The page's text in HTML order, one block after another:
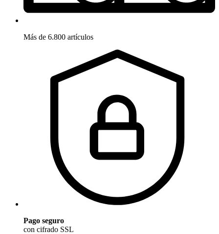
Más de 6.800 artículos
Pago seguro
con cifrado SSL